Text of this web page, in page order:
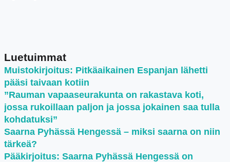
Luetuimmat
Muistokirjoitus: Pitkäaikainen Espanjan lähetti
pääsi taivaan kotiin
”Rauman vapaaseurakunta on rakastava koti,
jossa rukoillaan paljon ja jossa jokainen saa tulla
kohdatuksi”
Saarna Pyhässä Hengessä – miksi saarna on niin
tärkeä?
Pääkirjoitus: Saarna Pyhässä Hengessä on